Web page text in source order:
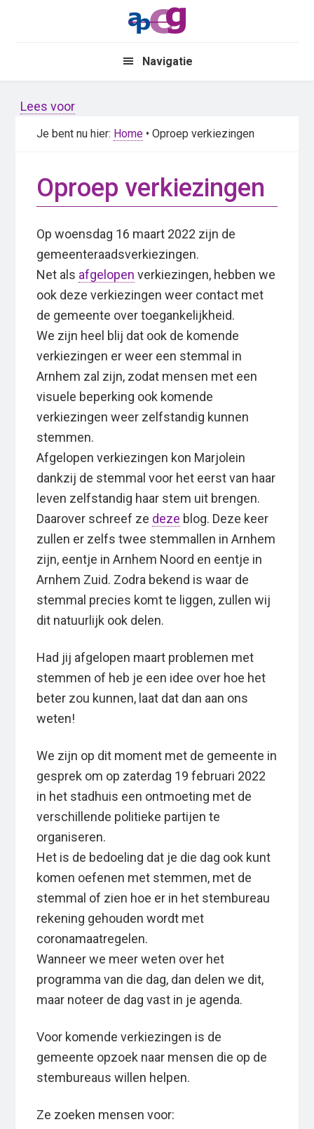
Navigatie
Lees voor
Je bent nu hier: Home • Oproep verkiezingen
Oproep verkiezingen
Op woensdag 16 maart 2022 zijn de
gemeenteraadsverkiezingen.
Net als afgelopen verkiezingen, hebben we
ook deze verkiezingen weer contact met
de gemeente over toegankelijkheid.
We zijn heel blij dat ook de komende
verkiezingen er weer een stemmal in
Arnhem zal zijn, zodat mensen met een
visuele beperking ook komende
verkiezingen weer zelfstandig kunnen
stemmen.
Afgelopen verkiezingen kon Marjolein
dankzij de stemmal voor het eerst van haar
leven zelfstandig haar stem uit brengen.
Daarover schreef ze deze blog. Deze keer
zullen er zelfs twee stemmallen in Arnhem
zijn, eentje in Arnhem Noord en eentje in
Arnhem Zuid. Zodra bekend is waar de
stemmal precies komt te liggen, zullen wij
dit natuurlijk ook delen.
Had jij afgelopen maart problemen met
stemmen of heb je een idee over hoe het
beter zou kunnen, laat dat dan aan ons
weten!
We zijn op dit moment met de gemeente in
gesprek om op zaterdag 19 februari 2022
in het stadhuis een ontmoeting met de
verschillende politieke partijen te
organiseren.
Het is de bedoeling dat je die dag ook kunt
komen oefenen met stemmen, met de
stemmal of zien hoe er in het stembureau
rekening gehouden wordt met
coronamaatregelen.
Wanneer we meer weten over het
programma van die dag, dan delen we dit,
maar noteer de dag vast in je agenda.
Voor komende verkiezingen is de
gemeente opzoek naar mensen die op de
stembureaus willen helpen.
Ze zoeken mensen voor: